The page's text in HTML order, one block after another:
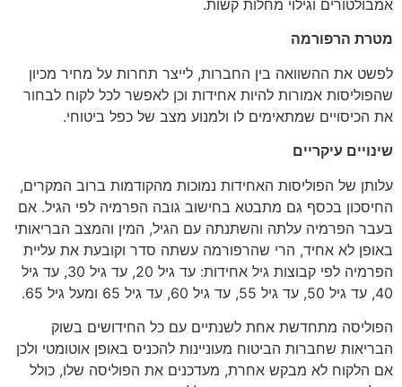
אמבולטורים וגילוי מחלות קשות.
מטרת הרפורמה
לפשט את ההשוואה בין החברות, לייצר תחרות על מחיר מכיון
שהפוליסות אמורות להיות אחידות וכן לאפשר לכל לקוח לבחור
את הכיסויים שמתאימים לו ולמנוע מצב של כפל ביטוחי.
שינויים עיקריים
עלותן של הפוליסות האחידות נמוכות מהקודמות ברוב המקרים,
החיסכון בכסף גם מתבטא בחישוב גובה הפרמיה לפי הגיל. אם
בעבר הפרמיה עלתה והשתנתה עם הגיל, המין והמצב הבריאותי
באופן לא אחיד, הרי שהרפורמה עשתה סדר וקובעת את עליית
הפרמיה לפי קבוצות גיל אחידות: עד גיל 20, עד גיל 30, עד גיל
40, עד גיל 50, עד גיל 55, עד גיל 60, עד גיל 65 ומעל גיל 65.
הפוליסה מתחדשת אחת לשנתיים עם כל החידושים בשוק
הבריאות שחברות הביטוח מעוניינות להכניס באופן אוטומטי ולכן
אם הלקוח לא מבקש אחרת, מעדכנים את הפוליסה שלו, כולל